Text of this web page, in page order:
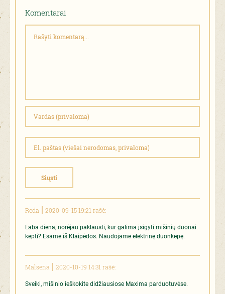
Komentarai
Siųsti
Reda 2020-09-15 19:21 rašė:
Laba diena, norėjau paklausti, kur galima įsigyti mišinių duonai
kepti? Esame iš Klaipėdos. Naudojame elektrinę duonkepę.
Malsena 2020-10-19 14:31 rašė:
Sveiki, mišinio ieškokite didžiausiose Maxima parduotuvėse.